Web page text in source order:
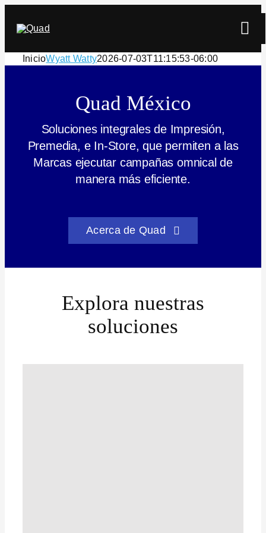
content
InicioWyatt Watty2026-07-03T11:15:53-06:00
Quad México
Soluciones integrales de Impresión,
Premedia, e In-Store, que permiten a las
Marcas ejecutar campañas omnical de
manera más eficiente.
Acerca de Quad
Explora nuestras
soluciones